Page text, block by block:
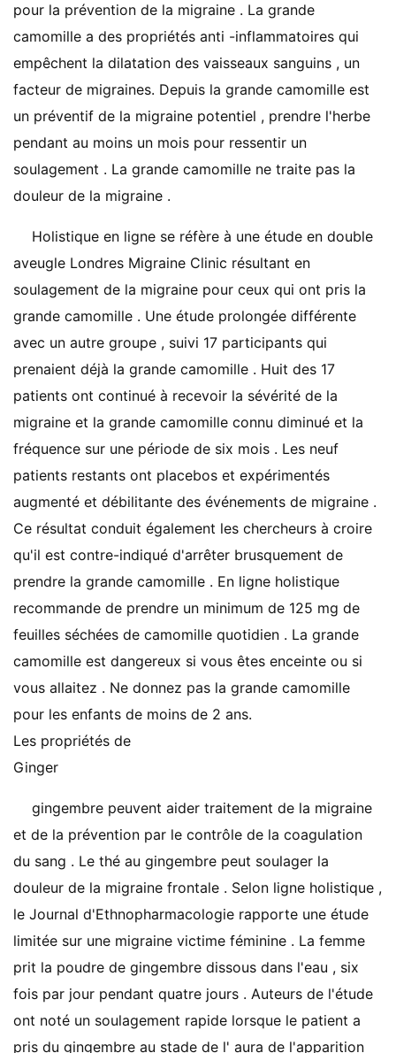
pour la prévention de la migraine . La grande
camomille a des propriétés anti -inflammatoires qui
empêchent la dilatation des vaisseaux sanguins , un
facteur de migraines. Depuis la grande camomille est
un préventif de la migraine potentiel , prendre l'herbe
pendant au moins un mois pour ressentir un
soulagement . La grande camomille ne traite pas la
douleur de la migraine .
Holistique en ligne se réfère à une étude en double
aveugle Londres Migraine Clinic résultant en
soulagement de la migraine pour ceux qui ont pris la
grande camomille . Une étude prolongée différente
avec un autre groupe , suivi 17 participants qui
prenaient déjà la grande camomille . Huit des 17
patients ont continué à recevoir la sévérité de la
migraine et la grande camomille connu diminué et la
fréquence sur une période de six mois . Les neuf
patients restants ont placebos et expérimentés
augmenté et débilitante des événements de migraine .
Ce résultat conduit également les chercheurs à croire
qu'il est contre-indiqué d'arrêter brusquement de
prendre la grande camomille . En ligne holistique
recommande de prendre un minimum de 125 mg de
feuilles séchées de camomille quotidien . La grande
camomille est dangereux si vous êtes enceinte ou si
vous allaitez . Ne donnez pas la grande camomille
pour les enfants de moins de 2 ans.
Les propriétés de
Ginger
gingembre peuvent aider traitement de la migraine
et de la prévention par le contrôle de la coagulation
du sang . Le thé au gingembre peut soulager la
douleur de la migraine frontale . Selon ligne holistique ,
le Journal d'Ethnopharmacologie rapporte une étude
limitée sur une migraine victime féminine . La femme
prit la poudre de gingembre dissous dans l'eau , six
fois par jour pendant quatre jours . Auteurs de l'étude
ont noté un soulagement rapide lorsque le patient a
pris du gingembre au stade de l' aura de l'apparition